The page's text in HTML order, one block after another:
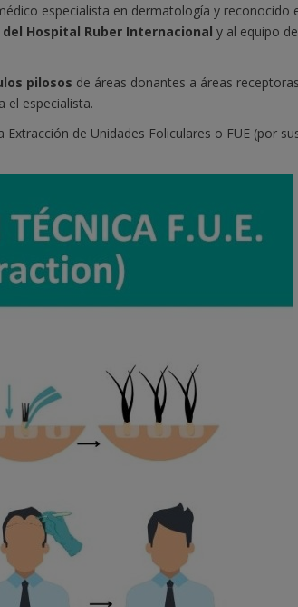
especialista en dermatología y reconocido
Hospital Ruber Internacional y al equipo de
pilosos de áreas donantes a áreas
el especialista.
de Unidades Foliculares o FUE (por